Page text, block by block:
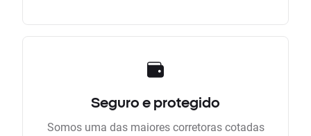
Seguro e protegido
Somos uma das maiores corretoras cotadas